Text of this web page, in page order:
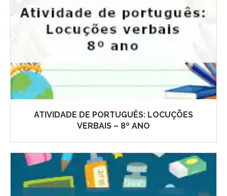
ATIVIDADE DE PORTUGUÊS: LOCUÇÕES
VERBAIS – 8º ANO